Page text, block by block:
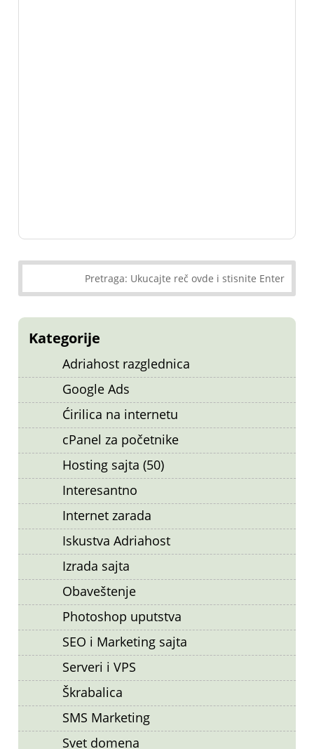
Kategorije
Adriahost razglednica
Google Ads
Ćirilica na internetu
cPanel za početnike
Hosting sajta (50)
Interesantno
Internet zarada
Iskustva Adriahost
Izrada sajta
Obaveštenje
Photoshop uputstva
SEO i Marketing sajta
Serveri i VPS
Škrabalica
SMS Marketing
Svet domena